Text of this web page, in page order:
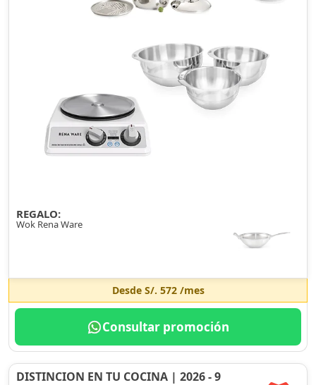
REGALO:
Wok Rena Ware
Desde S/. 572/mes
Consultar promoción
DISTINCION EN TU COCINA | 2026 - 9